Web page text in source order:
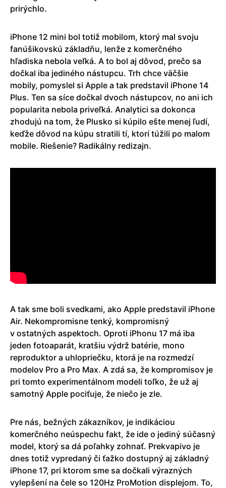
prirýchlo.
iPhone 12 mini bol totiž mobilom, ktorý mal svoju
fanúšikovskú základňu, lenže z komerčného
hľadiska nebola veľká. A to bol aj dôvod, prečo sa
dočkal iba jediného nástupcu. Trh chce väčšie
mobily, pomyslel si Apple a tak predstavil iPhone 14
Plus. Ten sa síce dočkal dvoch nástupcov, no ani ich
popularita nebola priveľká. Analytici sa dokonca
zhodujú na tom, že Plusko si kúpilo ešte menej ľudí,
keďže dôvod na kúpu stratili tí, ktorí túžili po malom
mobile. Riešenie? Radikálny redizajn.
A tak sme boli svedkami, ako Apple predstavil iPhone
Air. Nekompromisne tenký, kompromisný
v ostatných aspektoch. Oproti iPhonu 17 má iba
jeden fotoaparát, kratšiu výdrž batérie, mono
reproduktor a uhlopriečku, ktorá je na rozmedzí
modelov Pro a Pro Max. A zdá sa, že kompromisov je
pri tomto experimentálnom modeli toľko, že už aj
samotný Apple pociťuje, že niečo je zle.
Pre nás, bežných zákazníkov, je indikáciou
komerčného neúspechu fakt, že ide o jediný súčasný
model, ktorý sa dá poľahky zohnať. Prekvapivo je
dnes totiž vypredaný či ťažko dostupný aj základný
iPhone 17, pri ktorom sme sa dočkali výrazných
vylepšení na čele so 120Hz ProMotion displejom. To,